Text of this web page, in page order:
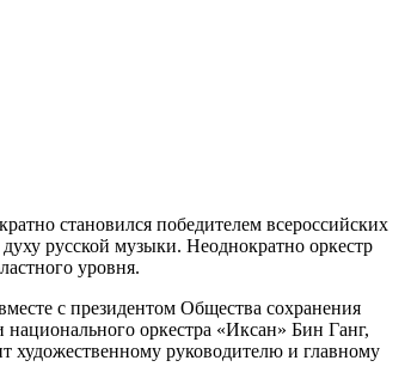
становился победителем всероссийских
русской музыки. Неоднократно оркестр
уровня.
с президентом Общества сохранения
оркестра «Иксан» Бин Ганг,
художественному руководителю и главному